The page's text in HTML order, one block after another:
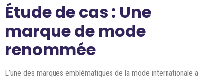
Étude de cas : Une
marque de mode
renommée
L’une des marques emblématiques de la mode internationale a